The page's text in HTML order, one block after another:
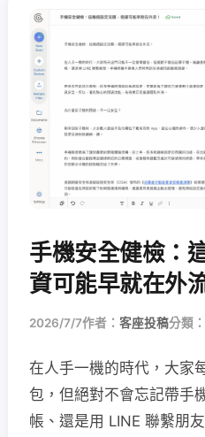
手機安全健檢：
資可能早就在外
2026/7/7作者： 客座投稿分類：
在人手一機的時代，大家
包，但絕對不會忘記帶手
帳、還是用 LINE 聯繫朋